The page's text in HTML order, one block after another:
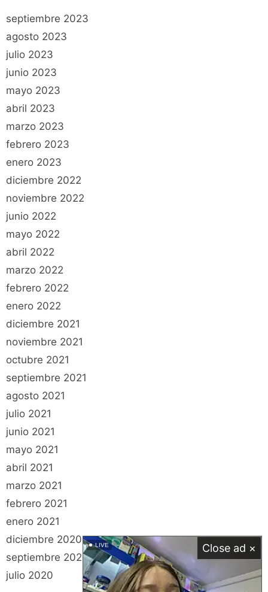
LIVE Close ad ×
septiembre 2023
agosto 2023
julio 2023
junio 2023
mayo 2023
abril 2023
marzo 2023
febrero 2023
enero 2023
diciembre 2022
noviembre 2022
junio 2022
mayo 2022
abril 2022
marzo 2022
febrero 2022
enero 2022
diciembre 2021
noviembre 2021
octubre 2021
septiembre 2021
agosto 2021
julio 2021
junio 2021
mayo 2021
abril 2021
marzo 2021
febrero 2021
enero 2021
diciembre 2020
septiembre 2020
julio 2020